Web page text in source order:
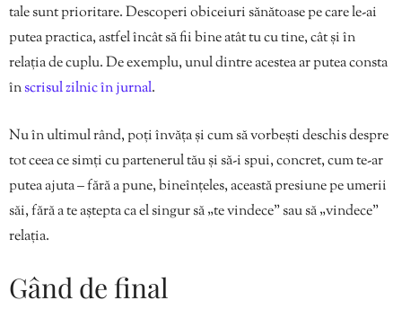
tale sunt prioritare. Descoperi obiceiuri sănătoase pe care le-ai
putea practica, astfel încât să fii bine atât tu cu tine, cât și în
relația de cuplu. De exemplu, unul dintre acestea ar putea consta
înscrisul zilnic în jurnal.
Nu în ultimul rând, poți învăța și cum să vorbești deschis despre
tot ceea ce simți cu partenerul tău și să-i spui, concret, cum te-ar
putea ajuta – fără a pune, bineînțeles, această presiune pe umerii
săi, fără a te aștepta ca el singur să „te vindece” sau să „vindece”
relația.
Gând de final